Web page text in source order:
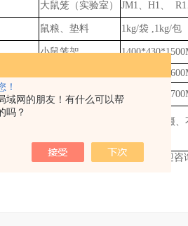
！
域网的朋友！有什么可以帮
吗？
大鼠笼（实验室） JM1、H1、
鼠粮、垫料 1kg/袋 ,1kg/包
小鼠笼架
兔子笼架
缝合线、载玻片、镊子、弯钳、小齿镊、
锌铜弓
标本采集制作产品，皆可定制，欢迎咨